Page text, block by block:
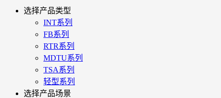
选择产品类型
INT系列
FB系列
RTR系列
MDTU系列
TSA系列
轻型系列
选择产品场景